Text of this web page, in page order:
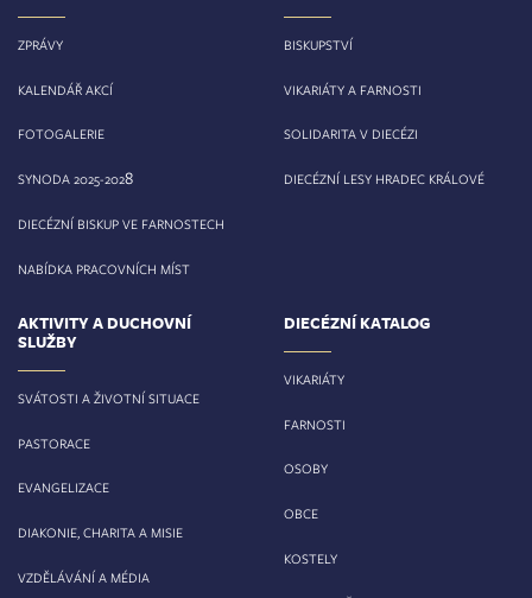
ZPRÁVY
KALENDÁŘ AKCÍ
FOTOGALERIE
SYNODA 2025-2028
DIECÉZNÍ BISKUP VE FARNOSTECH
NABÍDKA PRACOVNÍCH MÍST
BISKUPSTVÍ
VIKARIÁTY A FARNOSTI
SOLIDARITA V DIECÉZI
DIECÉZNÍ LESY HRADEC KRÁLOVÉ
AKTIVITY A DUCHOVNÍ
SLUŽBY
SVÁTOSTI A ŽIVOTNÍ SITUACE
PASTORACE
EVANGELIZACE
DIAKONIE, CHARITA A MISIE
VZDĚLÁVÁNÍ A MÉDIA
DIECÉZNÍ KATALOG
VIKARIÁTY
FARNOSTI
OSOBY
OBCE
KOSTELY